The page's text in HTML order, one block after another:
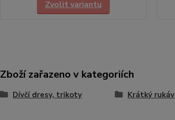
Zvolit variantu
Zboží zařazeno v kategoriích
Dívčí dresy, trikoty Krátký rukáv